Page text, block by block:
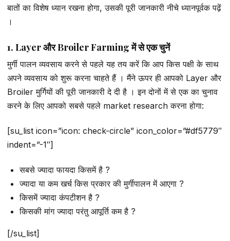
बातों का विशेष ध्यान रखना होगा, उसकी पूरी जानकारी नीचे ध्यानपूर्वक पढ़ें
।
1. Layer और Broiler Farming में से एक चुनें
मुर्गी पालन व्यवसाय करने से पहले यह तय करें कि आप किस पक्षी के साथ
अपने व्यवसाय को शुरू करना चाहते हैं । मैंने ऊपर ही आपको Layer और
Broiler मुर्गियों की पूरी जानकारी दे दी है । इन दोनों में से एक का चुनाव
करने के लिए आपको सबसे पहले market research करना होगा:
[su_list icon=”icon: check-circle” icon_color=”#df5779″
indent=”-1″]
सबसे ज्यादा फायदा किसमें है ?
ज्यादा या कम खर्च किस प्रकार की मुर्गीपालन में आएगा ?
किसमें ज्यादा कंपटीशन है ?
किसकी मांग ज्यादा परंतु आपूर्ति कम है ?
[/su_list]